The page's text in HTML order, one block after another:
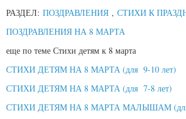
РАЗДЕЛ: ПОЗДРАВЛЕНИЯ , СТИХИ К
ПОЗДРАВЛЕНИЯ НА 8 МАРТА
еще по теме Стихи детям к 8 марта
СТИХИ ДЕТЯМ НА 8 МАРТА (для 9-10 лет)
СТИХИ ДЕТЯМ НА 8 МАРТА (для 7-8 лет)
СТИХИ ДЕТЯМ НА 8 МАРТА МАЛЫШАМ (для